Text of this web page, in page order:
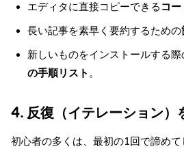
エディタに直接コピーできる コ
長い記事を素早く要約するための
新しいものをインストールする際
の手順リスト 。
4. 反復（イテレーション）
初心者の多くは、最初の1回で諦めて